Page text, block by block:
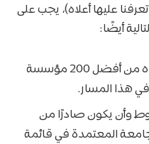
عليها أعلاه)، يجب على
أيضًا:
أن يكون القبول لدرجة الدكتوراه من أفضل 200 مؤسسة
هذا المسار.
وأن يكون صادرًا من
المعتمدة في قائمة